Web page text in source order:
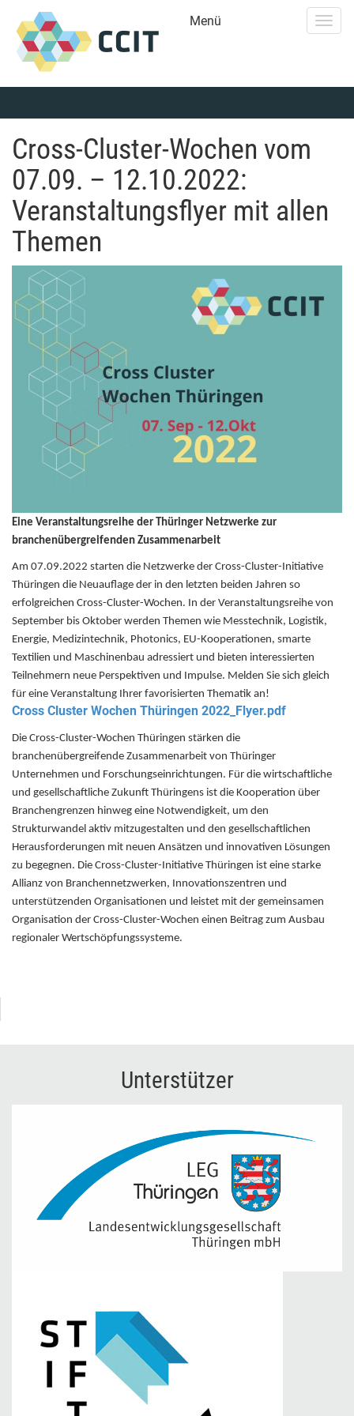
Menü
Cross-Cluster-Wochen vom
07.09. – 12.10.2022:
Veranstaltungsflyer mit allen
Themen
Eine Veranstaltungsreihe der Thüringer Netzwerke zur
branchenübergreifenden Zusammenarbeit
Am 07.09.2022 starten die Netzwerke der Cross-Cluster-Initiative
Thüringen die Neuauflage der in den letzten beiden Jahren so
erfolgreichen Cross-Cluster-Wochen. In der Veranstaltungsreihe von
September bis Oktober werden Themen wie Messtechnik, Logistik,
Energie, Medizintechnik, Photonics, EU-Kooperationen, smarte
Textilien und Maschinenbau adressiert und bieten interessierten
Teilnehmern neue Perspektiven und Impulse. Melden Sie sich gleich
für eine Veranstaltung Ihrer favorisierten Thematik an!
Cross Cluster Wochen Thüringen 2022_Flyer.pdf
Die Cross-Cluster-Wochen Thüringen stärken die
branchenübergreifende Zusammenarbeit von Thüringer
Unternehmen und Forschungseinrichtungen. Für die wirtschaftliche
und gesellschaftliche Zukunft Thüringens ist die Kooperation über
Branchengrenzen hinweg eine Notwendigkeit, um den
Strukturwandel aktiv mitzugestalten und den gesellschaftlichen
Herausforderungen mit neuen Ansätzen und innovativen Lösungen
zu begegnen. Die Cross-Cluster-Initiative Thüringen ist eine starke
Allianz von Branchennetzwerken, Innovationszentren und
unterstützenden Organisationen und leistet mit der gemeinsamen
Organisation der Cross-Cluster-Wochen einen Beitrag zum Ausbau
regionaler Wertschöpfungssysteme.
Unterstützer